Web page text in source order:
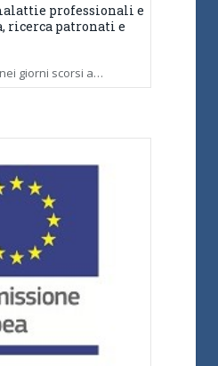
professionali e
ricerca patronati e
giorni scorsi a…